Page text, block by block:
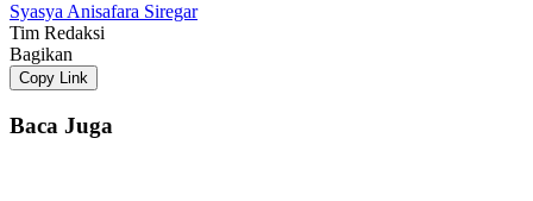
Syasya Anisafara Siregar
Tim Redaksi
Bagikan
Copy Link
Baca Juga